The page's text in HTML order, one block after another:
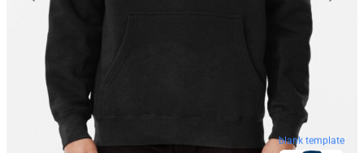
blank template